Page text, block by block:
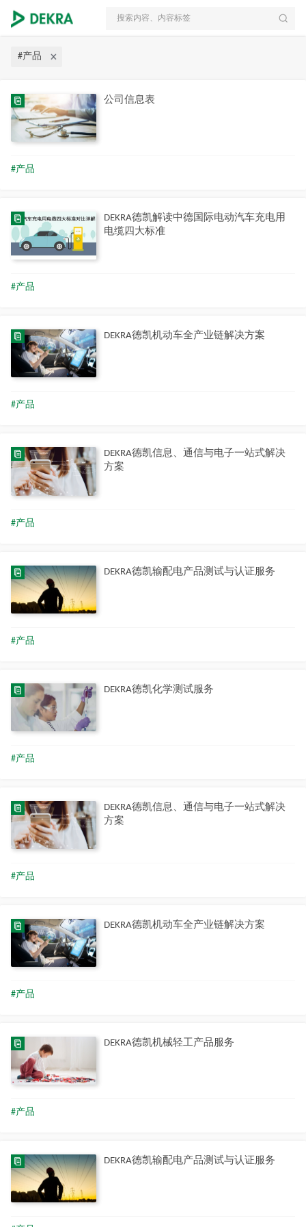
搜索内容、内容标签
#产品
公司信息表
#产品
DEKRA德凯解读中德国际电动汽车充电用
电缆四大标准
#产品
DEKRA德凯机动车全产业链解决方案
#产品
DEKRA德凯信息、通信与电子一站式解决
方案
#产品
DEKRA德凯输配电产品测试与认证服务
#产品
DEKRA德凯化学测试服务
#产品
DEKRA德凯信息、通信与电子一站式解决
方案
#产品
DEKRA德凯机动车全产业链解决方案
#产品
DEKRA德凯机械轻工产品服务
#产品
DEKRA德凯输配电产品测试与认证服务